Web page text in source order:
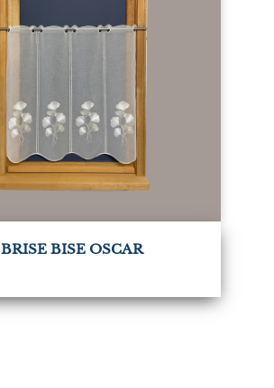
BRISE BISE OSCAR